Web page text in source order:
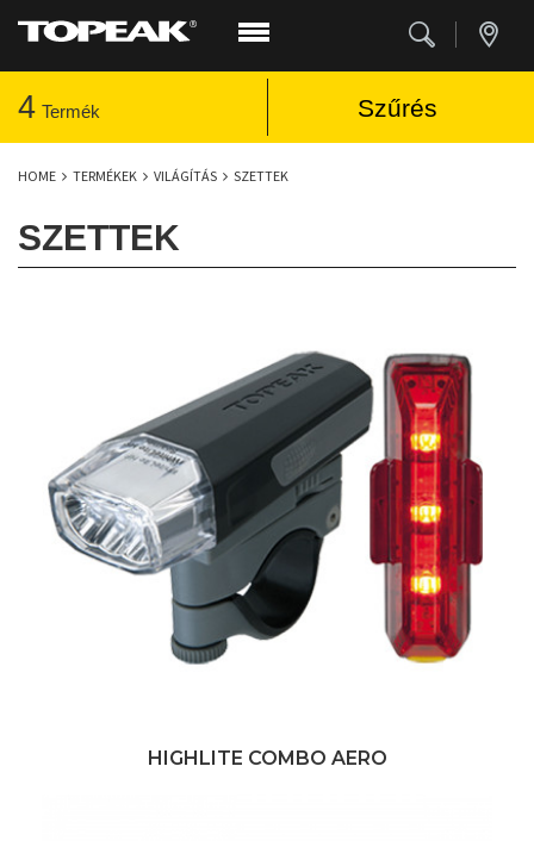
4 Termék Szűrés
HOME TERMÉKEK VILÁGÍTÁS SZETTEK
SZETTEK
HIGHLITE COMBO AERO